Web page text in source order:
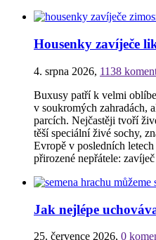
Housenky zavíječe
4. srpna 2026, 1138
Buxusy patří k velmi
v soukromých zahradách,
parcích. Nejčastěji tvoří
těší speciální živé sochy,
Evropě v posledních
přirozené nepřátele:
Jak nejlépe
25. července 2026, 0